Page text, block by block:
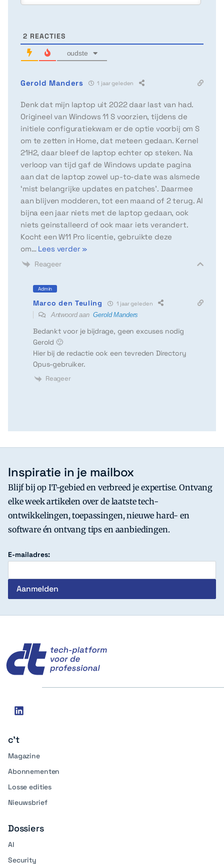
2 REACTIES
oudste
Gerold Manders 1 jaar geleden
Denk dat mijn laptop uit 2022 daar last van had.
Origineel van Windows 11 S voorzien, tijdens de
initiele configuratiekwam er de optie voorbij om S
om te zetten in Home, dat meteen gedaan. Kernel
21H2, daar bleef de laptop echter op steken. Na
verloop van tijd gaf de Windows update pagina
aan dat de laptop zowel up-to-date was alsmede
‘mist belangrijke updates en patches’. Daarmee
aan blijven modderen, tot een maand of 2 terug. Al
bijna een jaar niets met de laptop gedaan, ook
niets geinstalleerd of ook maar iets verandert.
Kocht een W11 Pro licentie, gebruikte deze
om… Lees verder »
Reageer
Admin
Marco den Teuling 1 jaar geleden
Antwoord aanGerold Manders
Bedankt voor je bijdrage, geen excuses nodig
Gerold 🙂
Hier bij de redactie ook een tevreden Directory
Opus-gebruiker.
Reageer
Inspiratie in je mailbox
Blijf bij op IT-gebied en verbreed je expertise. Ontvang
elke week artikelen over de laatste tech-
ontwikkelingen, toepassingen, nieuwe hard- en
software én ontvang tips en aanbiedingen.
E-mailadres:
Social
linkedin
c't
Magazine
Abonnementen
Losse edities
Nieuwsbrief
Dossiers
AI
Security